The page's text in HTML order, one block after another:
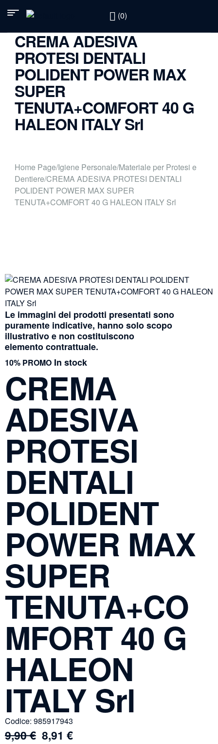
(0)
CREMA ADESIVA
PROTESI DENTALI
POLIDENT POWER MAX
SUPER
TENUTA+COMFORT 40 G
HALEON ITALY Srl
Home Page/Igiene Personale/Materiale per Protesi e
Dentiere/CREMA ADESIVA PROTESI DENTALI
POLIDENT POWER MAX SUPER
TENUTA+COMFORT 40 G HALEON ITALY Srl
Le immagini dei prodotti presentati sono
puramente indicative, hanno solo scopo
illustrativo e non costituiscono
elemento contrattuale.
10% PROMO In stock
CREMA
ADESIVA
PROTESI
DENTALI
POLIDENT
POWER MAX
SUPER
TENUTA+CO
MFORT 40 G
HALEON
ITALY Srl
Codice: 985917943
9,90€ 8,91 €